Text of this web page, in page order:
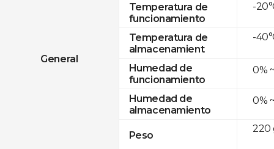
General
Temperatura de
funcionamiento
Temperatura de
almacenamient
Humedad de
funcionamiento
Humedad de
almacenamiento
Peso
-
-
0%
0%
220